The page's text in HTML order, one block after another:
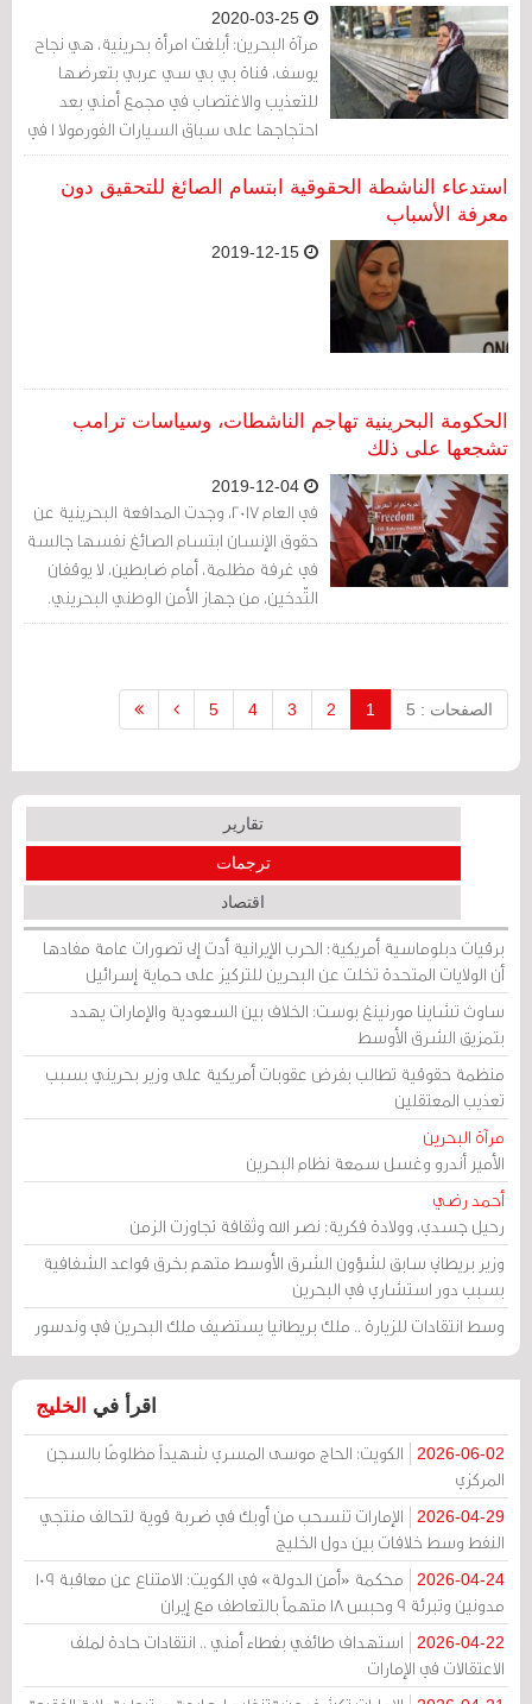
مرآة البحرين: أبلغت امرأة بحرينية، هي نجاح
يوسف، قناة بي بي سي عربي بتعرضها
للتعذيب والاغتصاب في مجمع أمني بعد
احتجاجها على سباق السيارات الفورمولا 1 في
2017، كما أكدت امرأة أخرى أنها تعرضت
لانتهاكات مشابهة في المجمع نفسه بعدها
استدعاء الناشطة الحقوقية ابتسام الصائغ للتحقيق دون
معرفة الأسباب
الحكومة البحرينية تهاجم الناشطات، وسياسات ترامب
تشجعها على ذلك
في العام 2017، وجدت المدافعة البحرينية عن
حقوق الإنسان ابتسام الصائغ نفسها جالسة
في غرفة مظلمة، أمام ضابطين، لا يوقفان
التّدخين، من جهاز الأمن الوطني البحريني.
سخر منها أحدهما، بعد أن قدّم نفسه على
مجلس حقوق الإنسان أو أي منظمة أخرى. أنت
كذلك؟ "
الصفحات : 5 1
2
3
4
5
تقارير
ترجمات
اقتصاد
برقيات دبلوماسية أمريكية: الحرب الإيرانية أدت إلى تصورات عامة مفادها
أن الولايات المتحدة تخلت عن البحرين للتركيز على حماية إسرائيل
ساوث تشاينا مورنينغ بوست: الخلاف بين السعودية والإمارات يهدد
بتمزيق الشرق الأوسط
منظمة حقوقية تطالب بفرض عقوبات أمريكية على وزير بحريني بسبب
تعذيب المعتقلين
مرآة البحرين
الأمير أندرو وغسل سمعة نظام البحرين
أحمد رضي
رحيل جسدي، وولادة فكرية: نصر الله وثقافة تجاوزت الزمن
وزير بريطاني سابق لشؤون الشرق الأوسط متهم بخرق قواعد الشفافية
بسبب دور استشاري في البحرين
وسط انتقادات للزيارة .. ملك بريطانيا يستضيف ملك البحرين في وندسور
اقرأ في الخليج
2026-06-02
الكويت: الحاج موسى المسري شهيداً مظلومًا بالسجن
المركزي
2026-04-29
الإمارات تنسحب من أوبك في ضربة قوية لتحالف منتجي
النفط وسط خلافات بين دول الخليج
2026-04-24
محكمة «أمن الدولة» في الكويت: الامتناع عن معاقبة 109
مدونين وتبرئة 9 وحبس 18 متهماً بالتعاطف مع إيران
2026-04-22
استهداف طائفي بغطاء أمني .. انتقادات حادة لملف
الاعتقالات في الإمارات